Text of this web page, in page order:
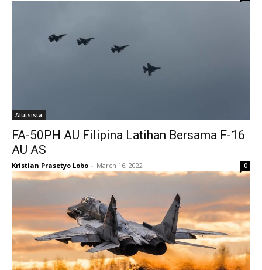
Alutsista
FA-50PH AU Filipina Latihan Bersama F-16
AU AS
Kristian Prasetyo Lobo - March 16, 2022 0